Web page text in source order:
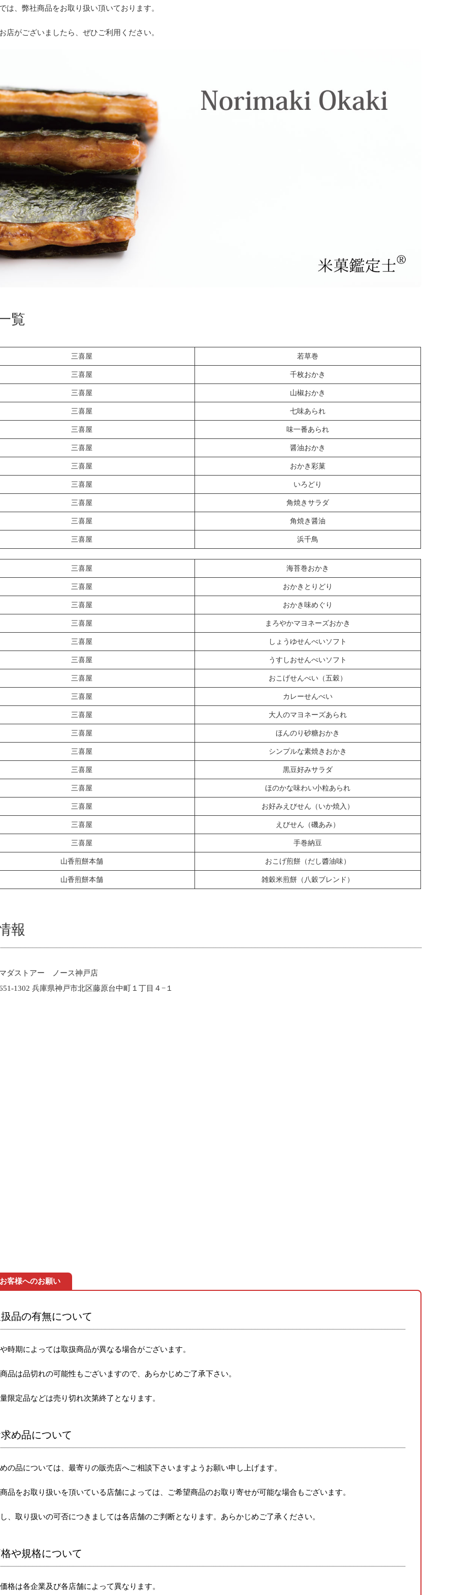
は、弊社商品をお取り扱い頂いております。
店がございましたら、ぜひご利用ください。
覧
三喜屋 若草巻
三喜屋 千枚おかき
三喜屋 山椒おかき
三喜屋 七味あられ
三喜屋 味一番あられ
三喜屋 醤油おかき
三喜屋 おかき彩菓
三喜屋 いろどり
三喜屋 角焼きサラダ
三喜屋 角焼き醤油
三喜屋 浜千鳥
三喜屋 海苔巻おかき
三喜屋 おかきとりどり
三喜屋 おかき味めぐり
三喜屋 まろやかマヨネーズおかき
三喜屋 しょうゆせんべいソフト
三喜屋 うすしおせんべいソフト
三喜屋 おこげせんべい（五穀）
三喜屋 カレーせんべい
三喜屋 大人のマヨネーズあられ
三喜屋 ほんのり砂糖おかき
三喜屋 シンプルな素焼きおかき
三喜屋 黒豆好みサラダ
三喜屋 ほのかな味わい小粒あられ
三喜屋 お好みえびせん（いか焼入）
三喜屋 えびせん（磯あみ）
三喜屋 手巻納豆
山香煎餅本舗 おこげ煎餅（だし醬油味）
山香煎餅本舗 雑穀米煎餅（八穀ブレンド）
報
ダストアー ノース神戸店
1302 兵庫県神戸市北区藤原台中町１丁目４−１
様へのお願い
品の有無について
時期によっては取扱商品が異なる場合がございます。
品は品切れの可能性もございますので、あらかじめご了承下さい。
限定品などは売り切れ次第終了となります。
め品について
の品については、最寄りの販売店へご相談下さいますようお願い申し上げます。
品をお取り扱いを頂いている店舗によっては、ご希望商品のお取り寄せが可能な場合もございます。
、取り扱いの可否につきましては各店舗のご判断となります。あらかじめご了承ください。
や規格について
格は各企業及び各店舗によって異なります。